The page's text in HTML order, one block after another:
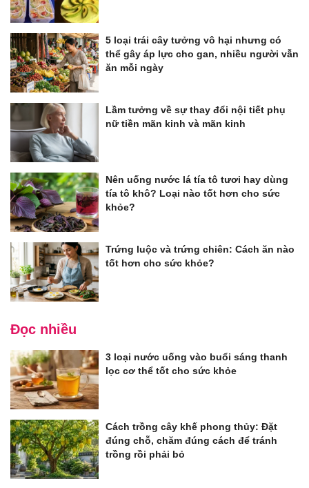
5 loại trái cây tưởng vô hại nhưng có
thể gây áp lực cho gan, nhiều người vẫn
ăn mỗi ngày
Lầm tưởng về sự thay đổi nội tiết phụ
nữ tiền mãn kinh và mãn kinh
Nên uống nước lá tía tô tươi hay dùng
tía tô khô? Loại nào tốt hơn cho sức
khỏe?
Trứng luộc và trứng chiên: Cách ăn nào
tốt hơn cho sức khỏe?
Đọc nhiều
3 loại nước uống vào buổi sáng thanh
lọc cơ thể tốt cho sức khỏe
Cách trồng cây khế phong thủy: Đặt
đúng chỗ, chăm đúng cách để tránh
trồng rồi phải bỏ